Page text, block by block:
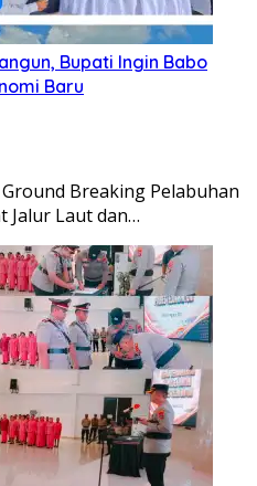
Bupati Ingin Babo
Baru
Breaking Pelabuhan
Jalur Laut dan…